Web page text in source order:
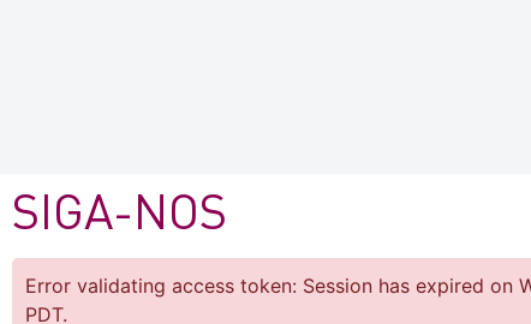
SIGA-NOS
Error validating access token: Session has expired on
PDT.